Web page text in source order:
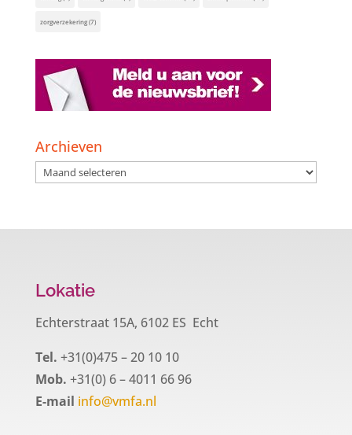
zorgverzekering(7)
Archieven
Archieven
Lokatie
Echterstraat 15A, 6102 ES Echt
Tel. +31(0)475 – 20 10 10
Mob. +31(0) 6 – 4011 66 96
E-mail info@vmfa.nl